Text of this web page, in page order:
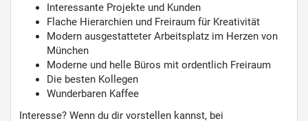
Interessante Projekte und Kunden
Flache Hierarchien und Freiraum für Kreativität
Modern ausgestatteter Arbeitsplatz im Herzen von
München
Moderne und helle Büros mit ordentlich Freiraum
Die besten Kollegen
Wunderbaren Kaffee
Interesse? Wenn du dir vorstellen kannst, bei